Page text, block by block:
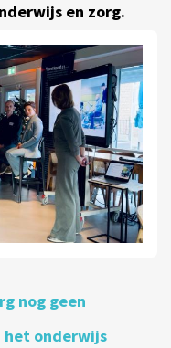
en zorg.
nog geen
het onderwijs